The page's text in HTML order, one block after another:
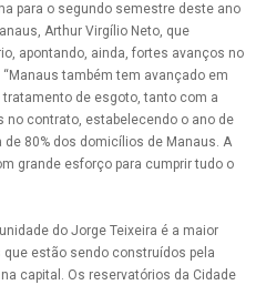
para o segundo semestre deste ano
Arthur Virgílio Neto, que
apontando, ainda, fortes avanços no
também tem avançado em
de esgoto, tanto com a
contrato, estabelecendo o ano de
80% dos domicílios de Manaus. A
grande esforço para cumprir tudo o
do Jorge Teixeira é a maior
estão sendo construídos pela
capital. Os reservatórios da Cidade